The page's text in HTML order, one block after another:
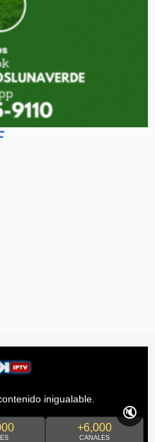
inigualable.
+6,000
CANALES
🔇